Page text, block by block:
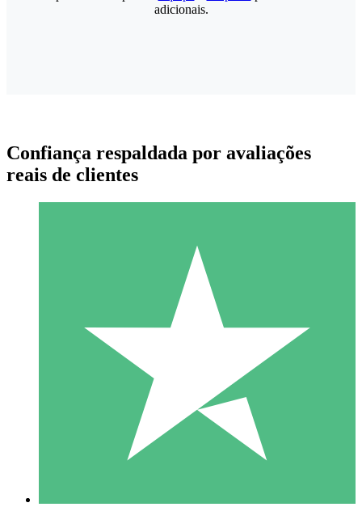
Pacotes de Créditos Individuais
Pague conforme o uso com créditos de download. Sem
1000
adicionais.
Confiança respaldada por avaliações
reais de clientes